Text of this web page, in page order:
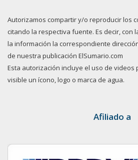
Autorizamos compartir y/o reproducir los
citando la respectiva fuente. Es decir, con
la información la correspondiente
de nuestra publicación ElSumario.com
Esta autorización incluye el uso de videos
visible un ícono, logo o marca de agua.
Afiliado a